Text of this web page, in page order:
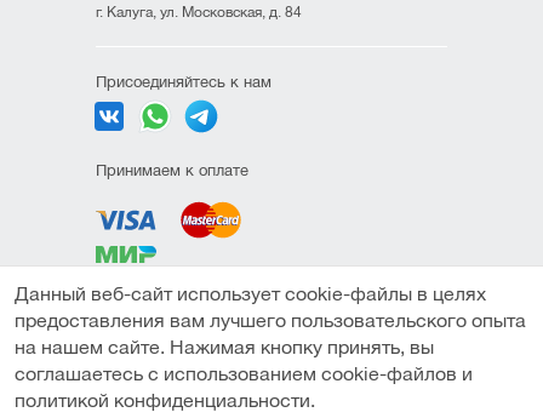
Под заказ
г. Калуга, ул. Московская, д. 84
Присоединяйтесь к нам
Принимаем к оплате
конфиденциальности
соглашение
Публичная оферта
Данный веб-сайт использует cookie-файлы в целях
предоставления вам лучшего пользовательского опыта
на нашем сайте. Нажимая кнопку принять, вы
соглашаетесь с использованием cookie-файлов и
политикой конфиденциальности.